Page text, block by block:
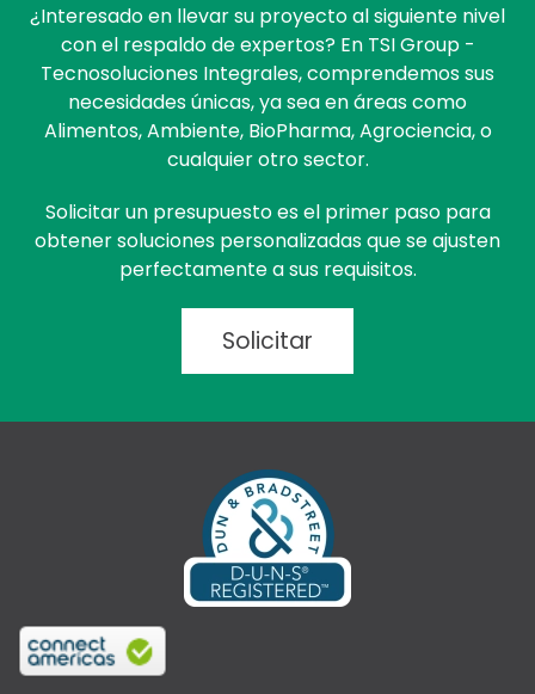
¿Interesado en llevar su proyecto al siguiente nivel
con el respaldo de expertos? En TSI Group -
Tecnosoluciones Integrales, comprendemos sus
necesidades únicas, ya sea en áreas como
Alimentos, Ambiente, BioPharma, Agrociencia, o
cualquier otro sector.
Solicitar un presupuesto es el primer paso para
obtener soluciones personalizadas que se ajusten
perfectamente a sus requisitos.
Solicitar